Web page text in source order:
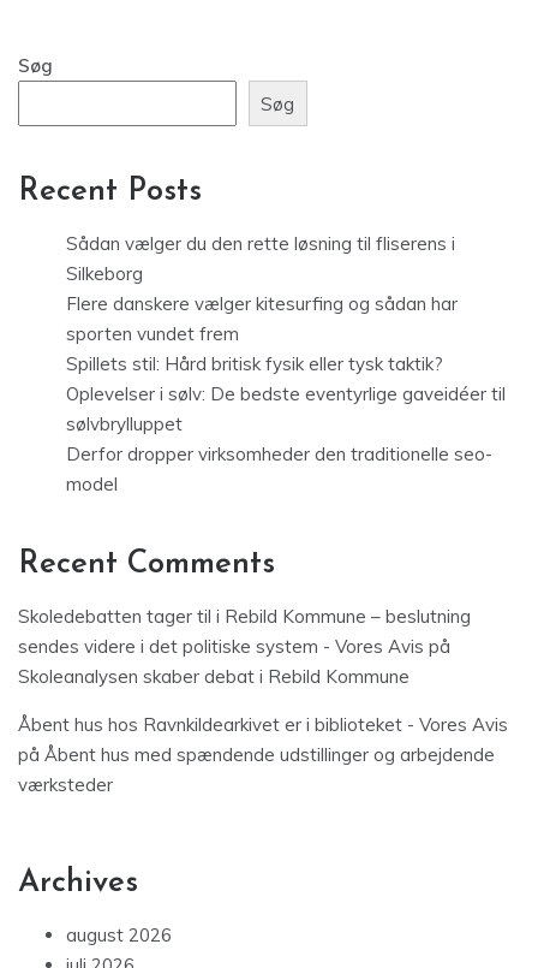
Søg
Søg
Recent Posts
Sådan vælger du den rette løsning til fliserens i
Silkeborg
Flere danskere vælger kitesurfing og sådan har
sporten vundet frem
Spillets stil: Hård britisk fysik eller tysk taktik?
Oplevelser i sølv: De bedste eventyrlige gaveidéer til
sølvbrylluppet
Derfor dropper virksomheder den traditionelle seo-
model
Recent Comments
Skoledebatten tager til i Rebild Kommune – beslutning
sendes videre i det politiske system - Vores Avis på
Skoleanalysen skaber debat i Rebild Kommune
Åbent hus hos Ravnkildearkivet er i biblioteket - Vores Avis
på Åbent hus med spændende udstillinger og arbejdende
værksteder
Archives
august 2026